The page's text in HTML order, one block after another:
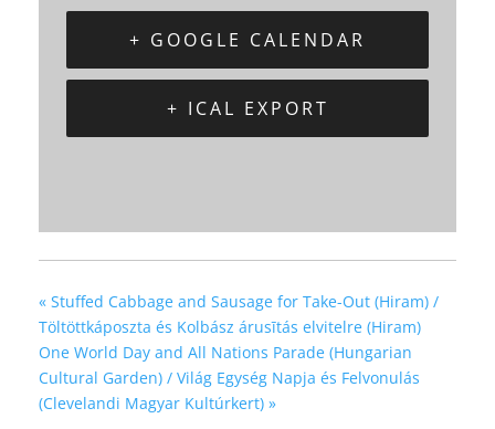
+ GOOGLE CALENDAR
+ ICAL EXPORT
« Stuffed Cabbage and Sausage for Take-Out (Hiram) /
Töltöttkáposzta és Kolbász árusītás elvitelre (Hiram)
One World Day and All Nations Parade (Hungarian
Cultural Garden) / Világ Egység Napja és Felvonulás
(Clevelandi Magyar Kultúrkert) »